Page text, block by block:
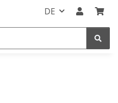
DE